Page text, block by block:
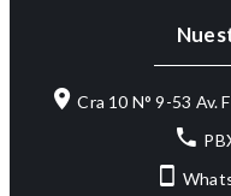
Cra 10 N° 9-53 Av.